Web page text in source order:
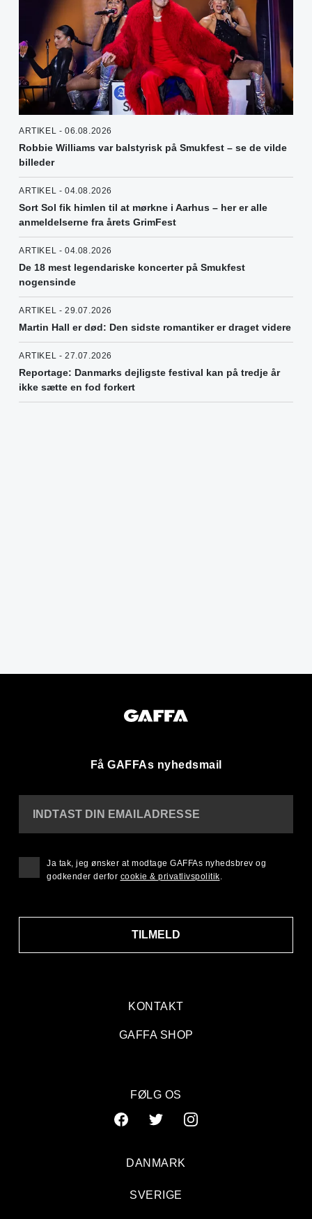
ARTIKEL - 06.08.2026
Robbie Williams var balstyrisk på Smukfest – se de vilde
billeder
ARTIKEL - 04.08.2026
Sort Sol fik himlen til at mørkne i Aarhus – her er alle
anmeldelserne fra årets GrimFest
ARTIKEL - 04.08.2026
De 18 mest legendariske koncerter på Smukfest
nogensinde
ARTIKEL - 29.07.2026
Martin Hall er død: Den sidste romantiker er draget videre
ARTIKEL - 27.07.2026
Reportage: Danmarks dejligste festival kan på tredje år
ikke sætte en fod forkert
Få GAFFAs nyhedsmail
KONTAKT
GAFFA SHOP
INDTAST DIN EMAILADRESSE
TILMELD
Ja tak, jeg ønsker at modtage GAFFAs nyhedsbrev og
godkender derfor cookie & privatlivspolitik.
FØLG OS
DANMARK
SVERIGE